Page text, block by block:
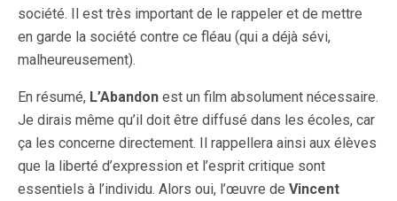
société. Il est très important de le rappeler et de mettre
en garde la société contre ce fléau (qui a déjà sévi,
malheureusement).
En résumé, L’Abandon est un film absolument nécessaire.
Je dirais même qu’il doit être diffusé dans les écoles, car
ça les concerne directement. Il rappellera ainsi aux élèves
que la liberté d’expression et l’esprit critique sont
essentiels à l’individu. Alors oui, l’œuvre de Vincent